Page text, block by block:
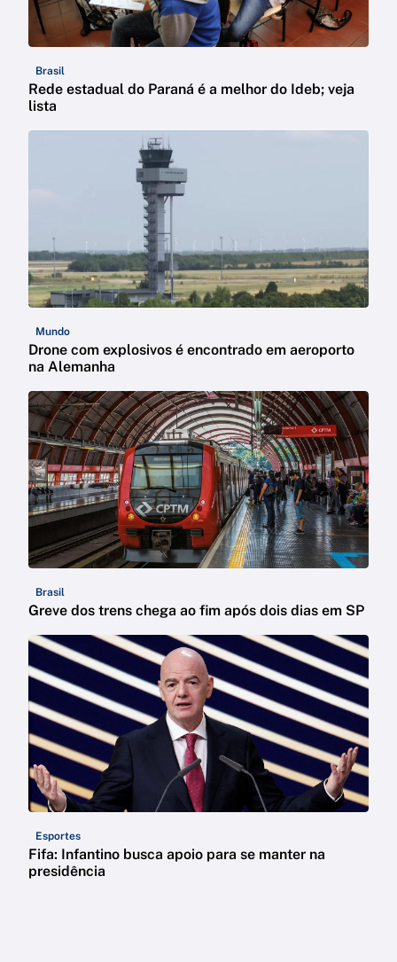
Brasil
Rede estadual do Paraná é a melhor do Ideb; veja
lista
Mundo
Drone com explosivos é encontrado em aeroporto
na Alemanha
Brasil
Greve dos trens chega ao fim após dois dias em SP
Esportes
Fifa: Infantino busca apoio para se manter na
presidência